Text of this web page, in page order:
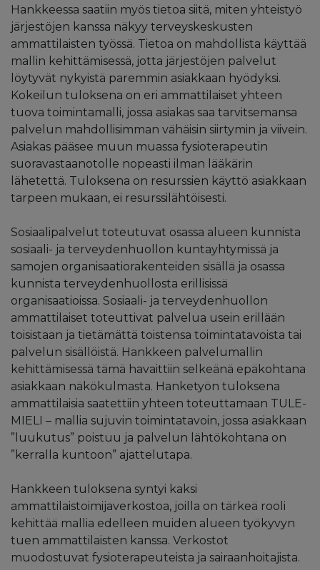
Hankkeessa saatiin myös tietoa siitä, miten yhteistyö
järjestöjen kanssa näkyy terveyskeskusten
ammattilaisten työssä. Tietoa on mahdollista käyttää
mallin kehittämisessä, jotta järjestöjen palvelut
löytyvät nykyistä paremmin asiakkaan hyödyksi.
Kokeilun tuloksena on eri ammattilaiset yhteen
tuova toimintamalli, jossa asiakas saa tarvitsemansa
palvelun mahdollisimman vähäisin siirtymin ja viivein.
Asiakas pääsee muun muassa fysioterapeutin
suoravastaanotolle nopeasti ilman lääkärin
lähetettä. Tuloksena on resurssien käyttö asiakkaan
tarpeen mukaan, ei resurssilähtöisesti.
Sosiaalipalvelut toteutuvat osassa alueen kunnista
sosiaali- ja terveydenhuollon kuntayhtymissä ja
samojen organisaatiorakenteiden sisällä ja osassa
kunnista terveydenhuollosta erillisissä
organisaatioissa. Sosiaali- ja terveydenhuollon
ammattilaiset toteuttivat palvelua usein erillään
toisistaan ja tietämättä toistensa toimintatavoista tai
palvelun sisällöistä. Hankkeen palvelumallin
kehittämisessä tämä havaittiin selkeänä epäkohtana
asiakkaan näkökulmasta. Hanketyön tuloksena
ammattilaisia saatettiin yhteen toteuttamaan TULE-
MIELI – mallia sujuvin toimintatavoin, jossa asiakkaan
”luukutus” poistuu ja palvelun lähtökohtana on
”kerralla kuntoon” ajattelutapa.
Hankkeen tuloksena syntyi kaksi
ammattilaistoimijaverkostoa, joilla on tärkeä rooli
kehittää mallia edelleen muiden alueen työkyvyn
tuen ammattilaisten kanssa. Verkostot
muodostuvat fysioterapeuteista ja sairaanhoitajista.